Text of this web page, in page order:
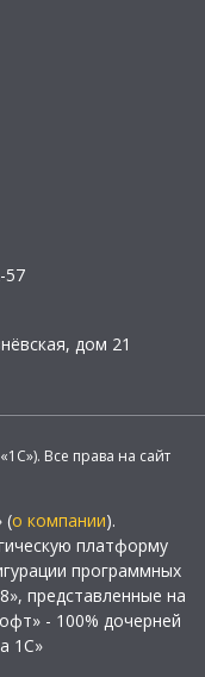
57
дом 21
Все права на сайт
(о компании).
платформу
программных
представленные на
- 100% дочерней
1С»